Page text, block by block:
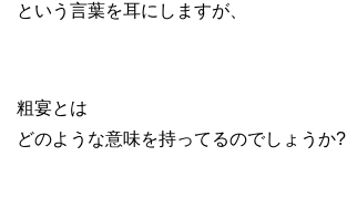
という言葉を耳にしますが、
粗宴とは
どのような意味を持ってるのでしょうか?